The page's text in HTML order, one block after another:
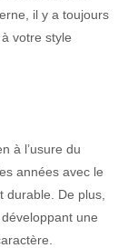
il y a toujours
votre style
à l’usure du
années avec le
durable. De plus,
une